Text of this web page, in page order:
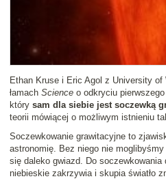
Ethan Kruse i Eric Agol z University of
łamach Science o odkryciu pierwszego
który sam dla siebie jest soczewką
teorii mówiącej o możliwym istnieniu
Soczewkowanie grawitacyjne to
astronomię. Bez niego nie
się daleko gwiazd. Do soczewkowania
niebieskie zakrzywia i skupia światło